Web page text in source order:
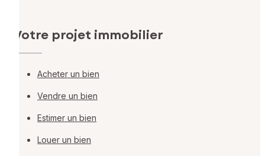
Votre projet immobilier
Acheter un bien
Vendre un bien
Estimer un bien
Louer un bien